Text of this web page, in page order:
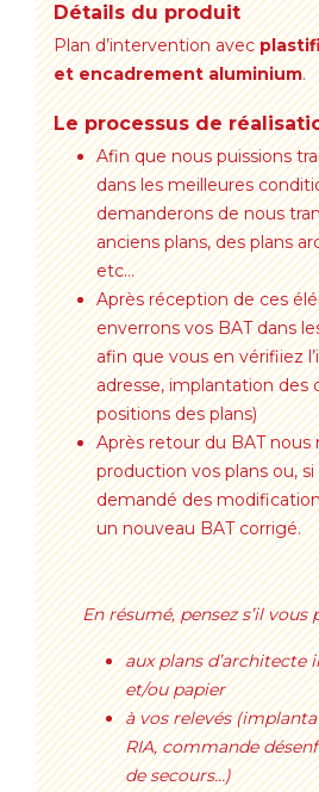
Détails du produit
Plan d’intervention avec
et encadrement aluminium.
Le processus de
Afin que nous puissions
dans les meilleures
demanderons de nous
anciens plans, des plans
etc…
Après réception de ces
enverrons vos BAT dans
afin que vous en vérifiiez
adresse, implantation des
positions des plans)
Après retour du BAT
production vos plans ou,
demandé des
un nouveau BAT corrigé.
En résumé, pensez s’il vous
aux plans d’architecte
et/ou papier
à vos relevés
RIA, commande
de secours…)